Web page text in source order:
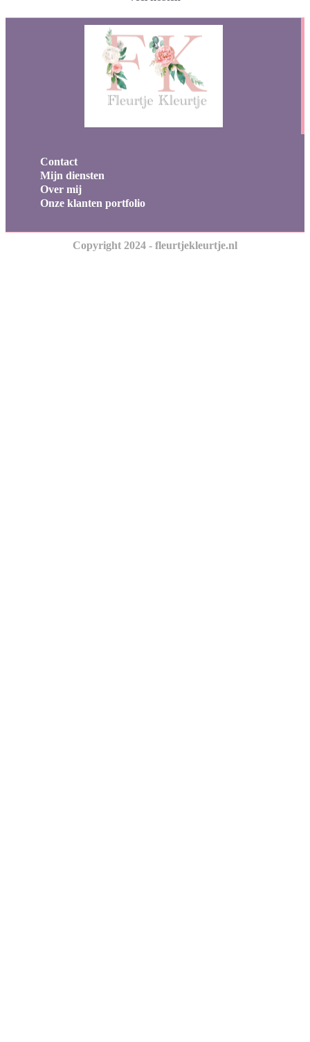
Contact
Mijn diensten
Over mij
Onze klanten portfolio
Copyright 2024 - fleurtjekleurtje.nl